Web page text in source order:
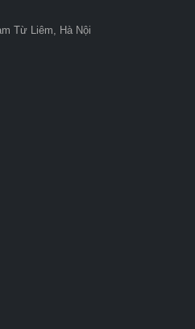
Từ Liêm, Hà Nội